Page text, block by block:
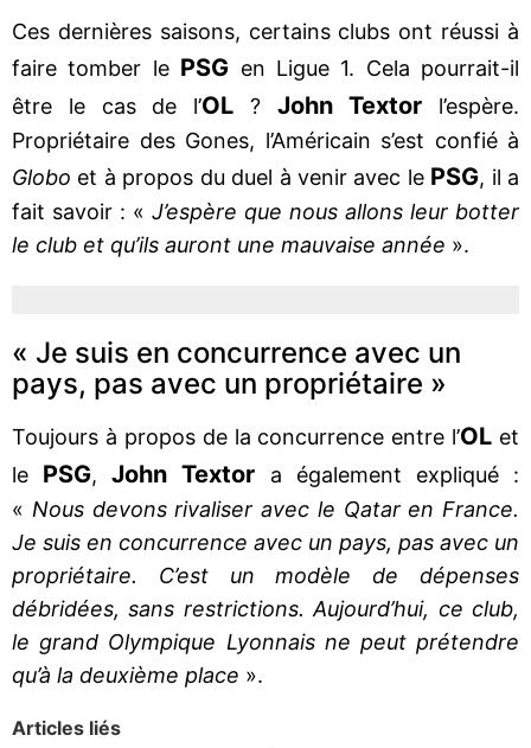
Ces dernières saisons, certains clubs ont réussi à
faire tomber le PSG en Ligue 1. Cela pourrait-il
être le cas de l’OL ? John Textor l’espère.
Propriétaire des Gones, l’Américain s’est confié à
Globo et à propos du duel à venir avec le PSG, il a
fait savoir : « J’espère que nous allons leur botter
le club et qu’ils auront une mauvaise année ».
« Je suis en concurrence avec un
pays, pas avec un propriétaire »
Toujours à propos de la concurrence entre l’OL et
le PSG,John Textor a également expliqué :
« Nous devons rivaliser avec le Qatar en France.
Je suis en concurrence avec un pays, pas avec un
propriétaire. C’est un modèle de dépenses
débridées, sans restrictions. Aujourd’hui, ce club,
le grand Olympique Lyonnais ne peut prétendre
qu’à la deuxième place ».
Articles liés